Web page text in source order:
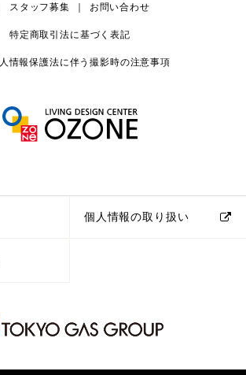
スタッフ募集 お問い合わせ
特定商取引法に基づく表記
情報保護法に伴う撮影時の注意事項
個人情報の取り扱い